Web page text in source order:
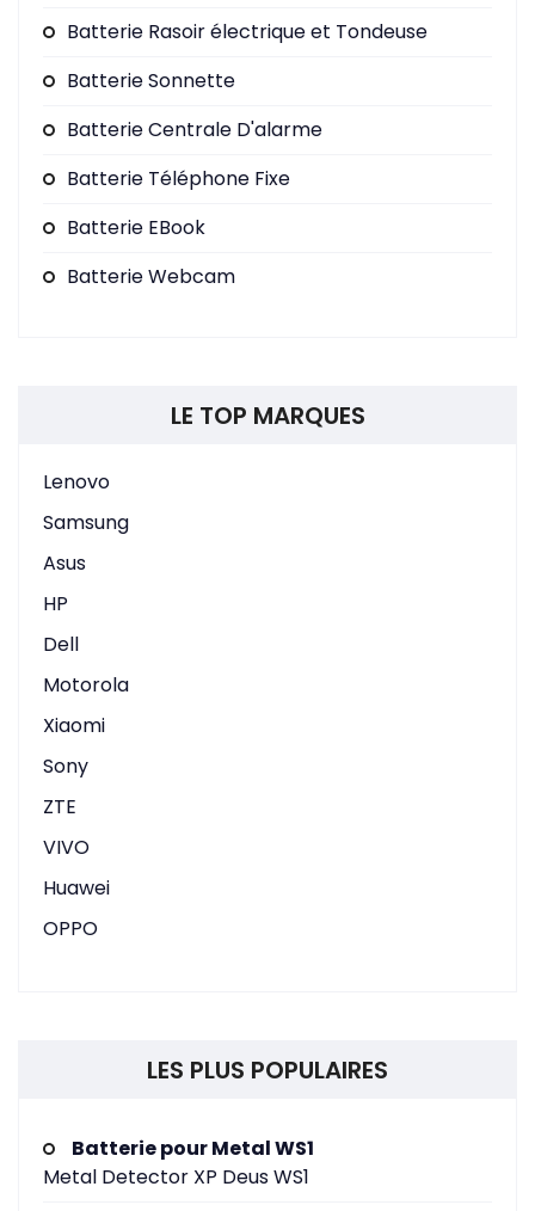
Batterie Rasoir électrique et Tondeuse
Batterie Sonnette
Batterie Centrale D'alarme
Batterie Téléphone Fixe
Batterie EBook
Batterie Webcam
LE TOP MARQUES
Lenovo
Samsung
Asus
HP
Dell
Motorola
Xiaomi
Sony
ZTE
VIVO
Huawei
OPPO
LES PLUS POPULAIRES
Batterie pour Metal WS1
Metal Detector XP Deus WS1